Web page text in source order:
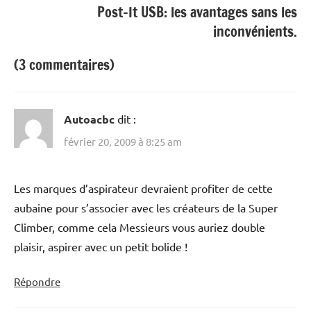
Post-It USB: les avantages sans les
inconvénients.
(3 commentaires)
Autoacbc dit :
février 20, 2009 à 8:25 am
Les marques d’aspirateur devraient profiter de cette
aubaine pour s’associer avec les créateurs de la Super
Climber, comme cela Messieurs vous auriez double
plaisir, aspirer avec un petit bolide !
Répondre